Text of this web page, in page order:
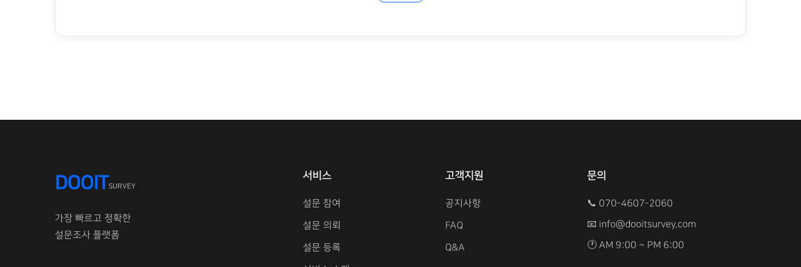
DOOITSURVEY
가장 빠르고 정확한
설문조사 플랫폼
서비스
설문 참여
설문 의뢰
설문 등록
고객지원
공지사항
FAQ
Q&A
문의
📞 070-4607-2060
📧 info@dooitsurvey.com
🕐 AM 9:00 ~ PM 6:00